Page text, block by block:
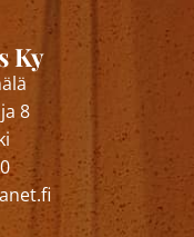
Ky
8